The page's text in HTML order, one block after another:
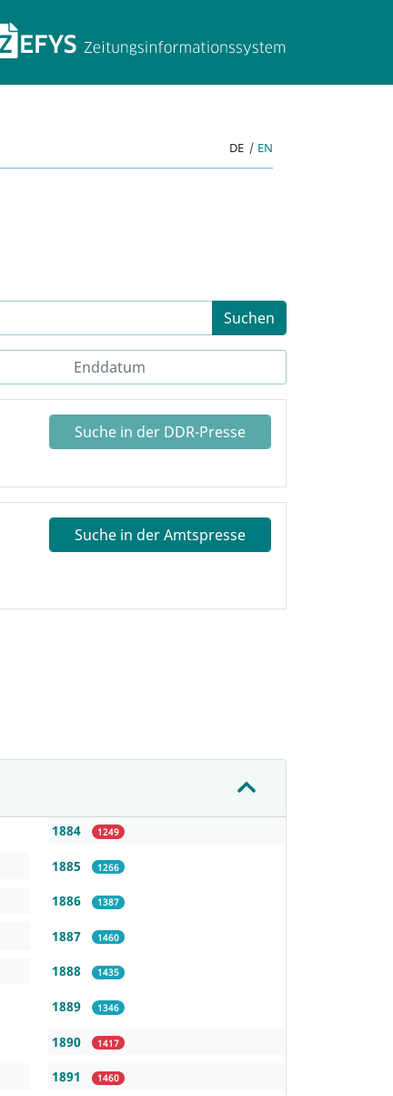
ZEFYS
DE | EN
Suchen
Suche in der DDR-Presse
Suche in der Amtspresse
1884 1249
1885 1266
1886 1387
1887 1460
1888 1435
1889 1346
1890 1417
1891 1460